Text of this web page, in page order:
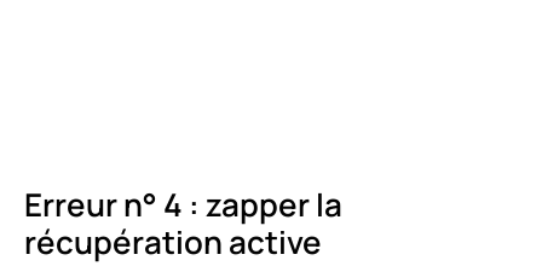
Erreur n° 4 : zapper la
récupération active